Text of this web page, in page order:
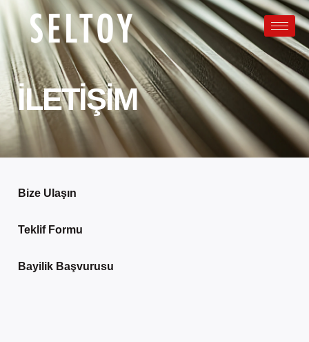
İLETIŞIM
İLETIŞIM
Bize Ulaşın
Teklif Formu
Bayilik Başvurusu